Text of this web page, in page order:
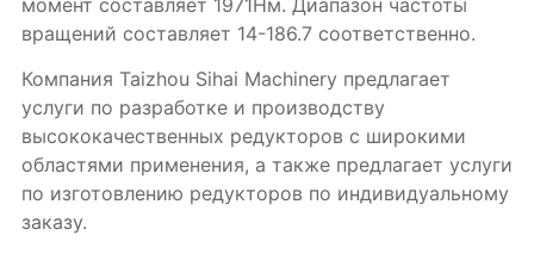
вращений составляет 14-186.7 соответственно.
Компания Taizhou Sihai Machinery предлагает
услуги по разработке и производству
высококачественных редукторов с широкими
областями применения, а также предлагает услуги
по изготовлению редукторов по индивидуальному
заказу.